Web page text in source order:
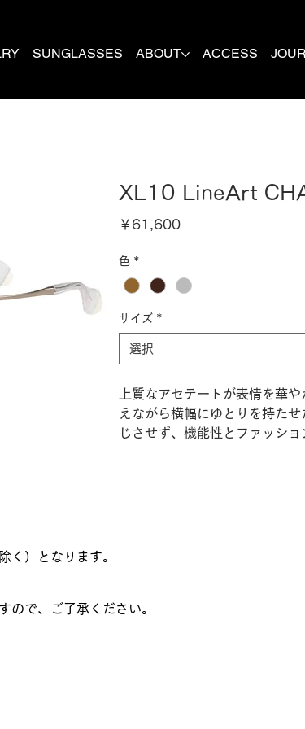
SUNGLASSES ABOUT ACCESS
XL10 LineArt
￥61,600価
色 *
サイズ *
選択
上質なアセテートが表情を華
えながら横幅にゆとりを持た
じさせず、機能性とファッショ
く）となります。
ので、ご了承ください。